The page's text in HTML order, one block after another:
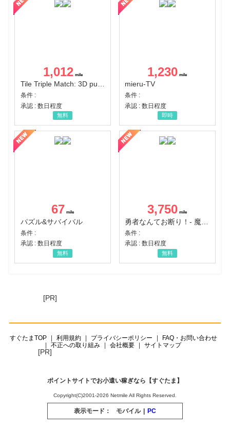
1,012
Tile Triple Match: 3D puzzle
条件 :
承認 : 数日程度
無料
1,230
mieru-TV
条件 :
承認 : 数日程度
即時
67
パズル&サバイバル
条件 :
承認 : 数日程度
無料
3,750
条件 :
承認 : 数日程度
無料
[PR]
すぐたまTOP 利用規約 プライバシーポリシー
FAQ・お問い合わせ
不正への取り組み
会社概要 サイトマップ
[PR]
ポイントサイトでお小遣い稼ぎなら【すぐたま】
Copyright(C)2001-2026 Netmile All Rights Reserved.
表示モード： モバイル | PC